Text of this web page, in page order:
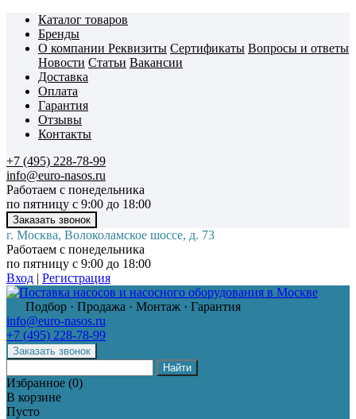
Каталог товаров
Бренды
О компании Реквизиты Сертификаты Вопросы и ответы
Новости Статьи Вакансии
Доставка
Оплата
Гарантия
Отзывы
Контакты
+7 (495) 228-78-99
info@euro-nasos.ru
Работаем с понедельника
по пятницу с 9:00 до 18:00
г. Москва, Волоколамское шоссе, д. 73
Работаем с понедельника
по пятницу с 9:00 до 18:00
Вход | Регистрация
Подбор · Продажа · Монтаж · Гарантия
info@euro-nasos.ru
+7 (495) 228-78-99
Избранное (0)
В корзине
Пусто